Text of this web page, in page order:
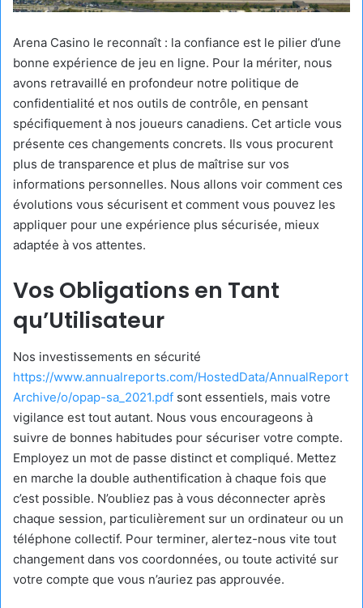
Arena Casino le reconnaît : la confiance est le pilier d’une
bonne expérience de jeu en ligne. Pour la mériter, nous
avons retravaillé en profondeur notre politique de
confidentialité et nos outils de contrôle, en pensant
spécifiquement à nos joueurs canadiens. Cet article vous
présente ces changements concrets. Ils vous procurent
plus de transparence et plus de maîtrise sur vos
informations personnelles. Nous allons voir comment ces
évolutions vous sécurisent et comment vous pouvez les
appliquer pour une expérience plus sécurisée, mieux
adaptée à vos attentes.
Vos Obligations en Tant
qu’Utilisateur
Nos investissements en sécurité
https://www.annualreports.com/HostedData/AnnualReport
Archive/o/opap-sa_2021.pdf sont essentiels, mais votre
vigilance est tout autant. Nous vous encourageons à
suivre de bonnes habitudes pour sécuriser votre compte.
Employez un mot de passe distinct et compliqué. Mettez
en marche la double authentification à chaque fois que
c’est possible. N’oubliez pas à vous déconnecter après
chaque session, particulièrement sur un ordinateur ou un
téléphone collectif. Pour terminer, alertez-nous vite tout
changement dans vos coordonnées, ou toute activité sur
votre compte que vous n’auriez pas approuvée.